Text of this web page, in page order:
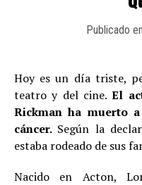
Publicado en
Hoy es un día triste,
teatro y del cine.El
Rickman ha muerto
cáncer. Según la
estaba rodeado de sus
Nacido en Acton,